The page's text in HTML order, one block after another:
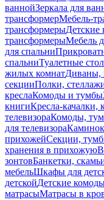
ваннойЗеркала для
трансформерМебель-
трансформерыДетские
трансформерыМебель
для спальни
спальниТуалетные
жилых комнатДиваны,
секцииПолки,
креслаКомоды и тумбы
книгиКресла-качалки,
телевизораКомоды,
для телевизора
прихожейСекции,
хранения в прихожую
зонтовБанкетки,
мебельШкафы для
детскойДетские
матрасыМатрасы в